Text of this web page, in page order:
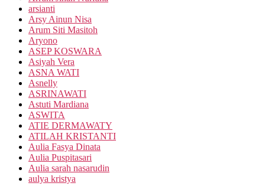
arsianti
Arsy Ainun Nisa
Arum Siti Masitoh
Aryono
ASEP KOSWARA
Asiyah Vera
ASNA WATI
Asnelly
ASRINAWATI
Astuti Mardiana
ASWITA
ATIE DERMAWATY
ATILAH KRISTANTI
Aulia Fasya Dinata
Aulia Puspitasari
Aulia sarah nasarudin
aulya kristya